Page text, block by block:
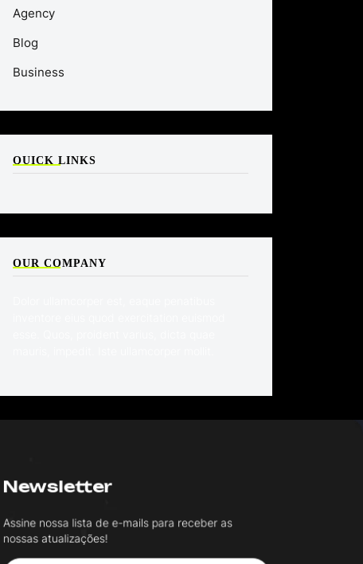
Agency
Blog
Business
QUICK LINKS
OUR COMPANY
Newsletter
Assine nossa lista de e-mails para receber as
nossas atualizações!